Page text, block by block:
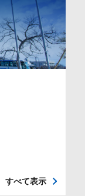
すべて表示